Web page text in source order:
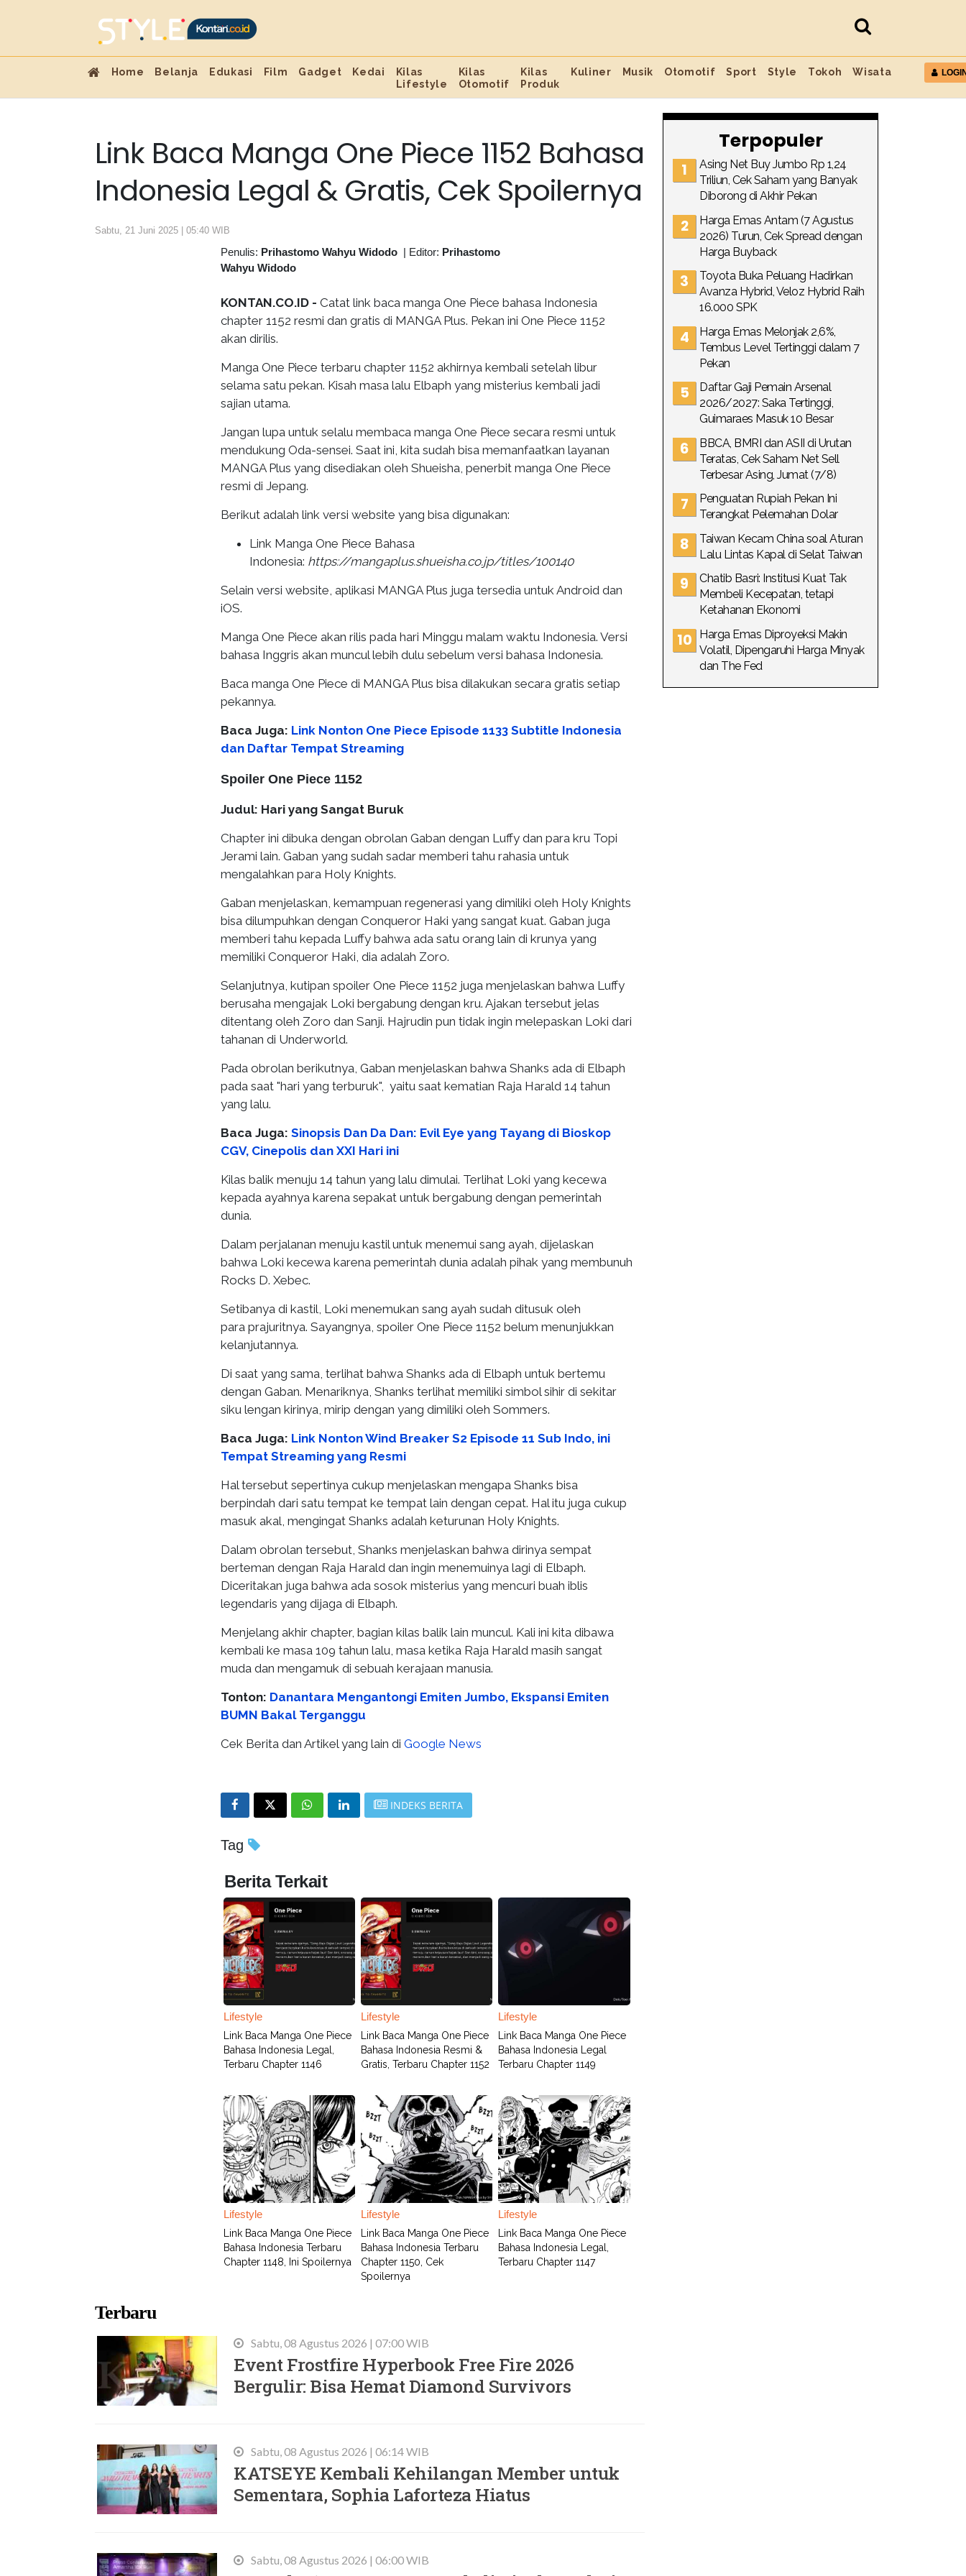
Home Belanja Edukasi Film Gadget Kedai
Kilas
Lifestyle
Kilas
Otomotif
Kilas
Produk
Kuliner Musik Otomotif Sport Style Tokoh Wisata
Link Baca Manga One Piece 1152 Bahasa
Indonesia Legal & Gratis, Cek Spoilernya
Sabtu, 21 Juni 2025 | 05:40 WIB
Penulis: Prihastomo Wahyu Widodo | Editor: Prihastomo
Wahyu Widodo
KONTAN.CO.ID - Catat link baca manga One Piece bahasa Indonesia
chapter 1152 resmi dan gratis di MANGA Plus. Pekan ini One Piece 1152
akan dirilis.
Manga One Piece terbaru chapter 1152 akhirnya kembali setelah libur
selama satu pekan. Kisah masa lalu Elbaph yang misterius kembali jadi
sajian utama.
Jangan lupa untuk selalu membaca manga One Piece secara resmi untuk
mendukung Oda-sensei. Saat ini, kita sudah bisa memanfaatkan layanan
MANGA Plus yang disediakan oleh Shueisha, penerbit manga One Piece
resmi di Jepang.
Berikut adalah link versi website yang bisa digunakan:
Link Manga One Piece Bahasa
Indonesia: https://mangaplus.shueisha.co.jp/titles/100140
Selain versi website, aplikasi MANGA Plus juga tersedia untuk Android dan
iOS.
Manga One Piece akan rilis pada hari Minggu malam waktu Indonesia. Versi
bahasa Inggris akan muncul lebih dulu sebelum versi bahasa Indonesia.
Baca manga One Piece di MANGA Plus bisa dilakukan secara gratis setiap
pekannya.
Baca Juga: Link Nonton One Piece Episode 1133 Subtitle Indonesia
dan Daftar Tempat Streaming
Spoiler One Piece 1152
Judul: Hari yang Sangat Buruk
Chapter ini dibuka dengan obrolan Gaban dengan Luffy dan para kru Topi
Jerami lain. Gaban yang sudah sadar memberi tahu rahasia untuk
mengalahkan para Holy Knights.
Gaban menjelaskan, kemampuan regenerasi yang dimiliki oleh Holy Knights
bisa dilumpuhkan dengan Conqueror Haki yang sangat kuat. Gaban juga
memberi tahu kepada Luffy bahwa ada satu orang lain di krunya yang
memiliki Conqueror Haki, dia adalah Zoro.
Selanjutnya, kutipan spoiler One Piece 1152 juga menjelaskan bahwa Luffy
berusaha mengajak Loki bergabung dengan kru. Ajakan tersebut jelas
ditentang oleh Zoro dan Sanji. Hajrudin pun tidak ingin melepaskan Loki dari
tahanan di Underworld.
Pada obrolan berikutnya, Gaban menjelaskan bahwa Shanks ada di Elbaph
pada saat "hari yang terburuk", yaitu saat kematian Raja Harald 14 tahun
yang lalu.
Baca Juga: Sinopsis Dan Da Dan: Evil Eye yang Tayang di Bioskop
CGV, Cinepolis dan XXI Hari ini
Kilas balik menuju 14 tahun yang lalu dimulai. Terlihat Loki yang kecewa
kepada ayahnya karena sepakat untuk bergabung dengan pemerintah
dunia.
Dalam perjalanan menuju kastil untuk menemui sang ayah, dijelaskan
bahwa Loki kecewa karena pemerintah dunia adalah pihak yang membunuh
Rocks D. Xebec.
Setibanya di kastil, Loki menemukan sang ayah sudah ditusuk oleh
para prajuritnya. Sayangnya, spoiler One Piece 1152 belum menunjukkan
kelanjutannya.
Di saat yang sama, terlihat bahwa Shanks ada di Elbaph untuk bertemu
dengan Gaban. Menariknya, Shanks terlihat memiliki simbol sihir di sekitar
siku lengan kirinya, mirip dengan yang dimiliki oleh Sommers.
Baca Juga: Link Nonton Wind Breaker S2 Episode 11 Sub Indo, ini
Tempat Streaming yang Resmi
Hal tersebut sepertinya cukup menjelaskan mengapa Shanks bisa
berpindah dari satu tempat ke tempat lain dengan cepat. Hal itu juga cukup
masuk akal, mengingat Shanks adalah keturunan Holy Knights.
Dalam obrolan tersebut, Shanks menjelaskan bahwa dirinya sempat
berteman dengan Raja Harald dan ingin menemuinya lagi di Elbaph.
Diceritakan juga bahwa ada sosok misterius yang mencuri buah iblis
legendaris yang dijaga di Elbaph.
Menjelang akhir chapter, bagian kilas balik lain muncul. Kali ini kita dibawa
kembali ke masa 109 tahun lalu, masa ketika Raja Harald masih sangat
muda dan mengamuk di sebuah kerajaan manusia.
Tonton: Danantara Mengantongi Emiten Jumbo, Ekspansi Emiten
BUMN Bakal Terganggu
Cek Berita dan Artikel yang lain di Google News
INDEKS BERITA
Tag
Berita Terkait
Lifestyle
Link Baca Manga One Piece
Bahasa Indonesia Legal,
Terbaru Chapter 1146
Lifestyle
Link Baca Manga One Piece
Bahasa Indonesia Resmi &
Gratis, Terbaru Chapter 1152
Lifestyle
Link Baca Manga One Piece
Bahasa Indonesia Legal
Terbaru Chapter 1149
Lifestyle
Link Baca Manga One Piece
Bahasa Indonesia Terbaru
Chapter 1148, Ini Spoilernya
Lifestyle
Link Baca Manga One Piece
Bahasa Indonesia Terbaru
Chapter 1150, Cek
Spoilernya
Lifestyle
Link Baca Manga One Piece
Bahasa Indonesia Legal,
Terbaru Chapter 1147
Terbaru
Sabtu, 08 Agustus 2026 | 07:00 WIB
Event Frostfire Hyperbook Free Fire 2026
Bergulir: Bisa Hemat Diamond Survivors
Sabtu, 08 Agustus 2026 | 06:14 WIB
KATSEYE Kembali Kehilangan Member untuk
Sementara, Sophia Laforteza Hiatus
Sabtu, 08 Agustus 2026 | 06:00 WIB
Terpopuler
Asing Net Buy Jumbo Rp 1,24
Triliun, Cek Saham yang Banyak
Diborong di Akhir Pekan
Harga Emas Antam (7 Agustus
2026) Turun, Cek Spread dengan
Harga Buyback
Toyota Buka Peluang Hadirkan
Avanza Hybrid, Veloz Hybrid Raih
16.000 SPK
Harga Emas Melonjak 2,6%,
Tembus Level Tertinggi dalam 7
Pekan
Daftar Gaji Pemain Arsenal
2026/2027: Saka Tertinggi,
Guimaraes Masuk 10 Besar
BBCA, BMRI dan ASII di Urutan
Teratas, Cek Saham Net Sell
Terbesar Asing, Jumat (7/8)
Penguatan Rupiah Pekan Ini
Terangkat Pelemahan Dolar
Taiwan Kecam China soal Aturan
Lalu Lintas Kapal di Selat Taiwan
Chatib Basri: Institusi Kuat Tak
Membeli Kecepatan, tetapi
Ketahanan Ekonomi
Harga Emas Diproyeksi Makin
Volatil, Dipengaruhi Harga Minyak
dan The Fed